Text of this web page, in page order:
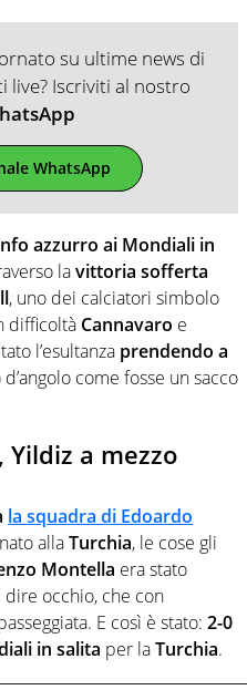
su ultime news di
live? Iscriviti al nostro
WhatsApp
azzurro ai Mondiali in
lavittoria sofferta
, uno dei calciatori simbolo
difficoltà Cannavaro e
l’esultanza prendendo a
come fosse un sacco
a mezzo
la squadra di Edoardo
allaTurchia, le cose gli
Montella era stato
occhio, che con
E così è stato: 2-0
in salita per laTurchia.